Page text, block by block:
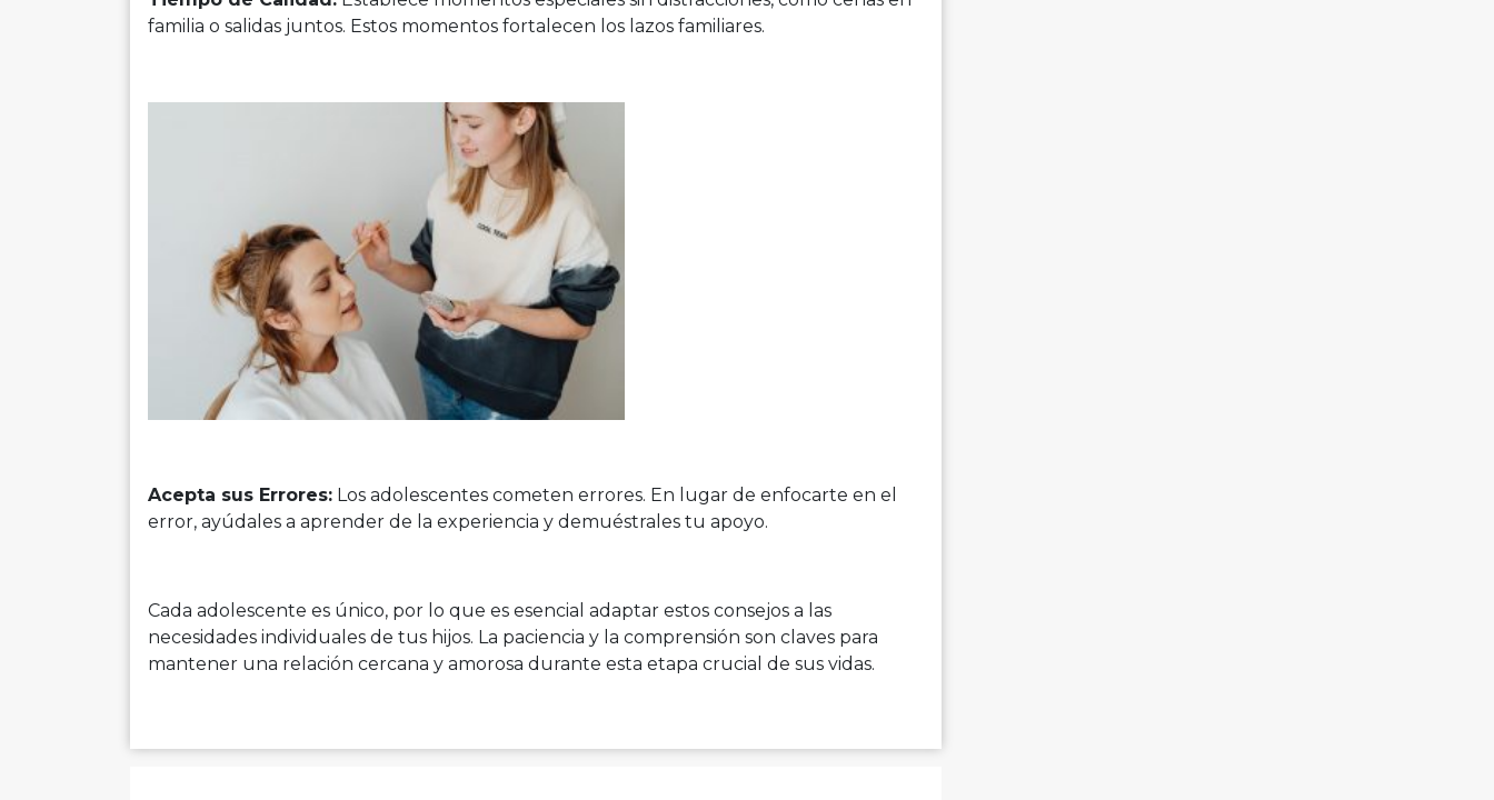
familia o salidas juntos. Estos momentos fortalecen los lazos familiares.
Acepta sus Errores: Los adolescentes cometen errores. En lugar de enfocarte en el
error, ayúdales a aprender de la experiencia y demuéstrales tu apoyo.
Cada adolescente es único, por lo que es esencial adaptar estos consejos a las
necesidades individuales de tus hijos. La paciencia y la comprensión son claves para
mantener una relación cercana y amorosa durante esta etapa crucial de sus vidas.